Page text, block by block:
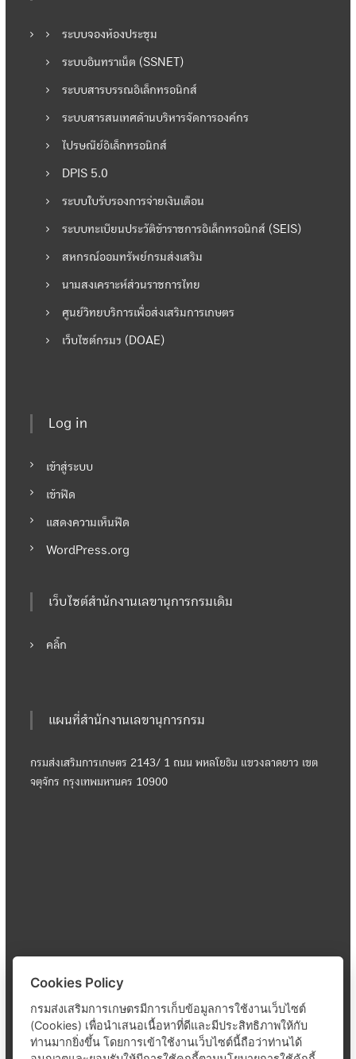
รื่
อ
ระบบจองห้องประชุม
ระบบอินทราเน็ต (SSNET)
ระบบสารบรรณอิเล็กทรอนิกส์
ระบบสารสนเทศด้านบริหารจัดการองค์กร
ไปรษณีย์อิเล็กทรอนิกส์
DPIS 5.0
ระบบใบรับรองการจ่ายเงินเดือน
ระบบทะเบียนประวัติข้าราชการอิเล็กทรอนิกส์ (SEIS)
สหกรณ์ออมทรัพย์กรมส่งเสริม
นามสงเคราะห์ส่วนราชการไทย
ศูนย์วิทยบริการเพื่อส่งเสริมการเกษตร
เว็บไซต์กรมฯ (DOAE)
Log in
เข้าสู่ระบบ
เข้าฟีด
แสดงความเห็นฟีด
WordPress.org
เว็บไซต์สำนักงานเลขานุการกรมเดิม
คลิ๊ก
แผนที่สำนักงานเลขานุการกรม
กรมส่งเสริมการเกษตร 2143/ 1 ถนน พหลโยธิน แขวงลาดยาว เขต
จตุจักร กรุงเทพมหานคร 10900
Cookies Policy
กรมส่งเสริมการเกษตรมีการเก็บข้อมูลการใช้งานเว็บไซต์
(Cookies) เพื่อนำเสนอเนื้อหาที่ดีและมีประสิทธิภาพให้กับ
ท่านมากยิ่งขึ้น โดยการเข้าใช้งานเว็บไซต์นี้ถือว่าท่านได้